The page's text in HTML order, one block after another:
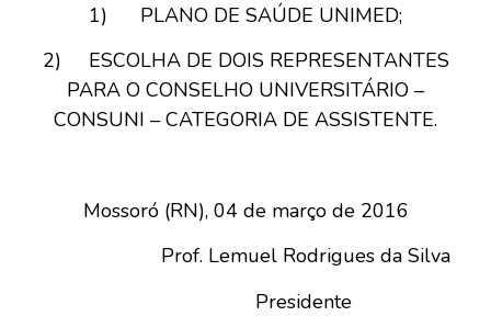
1) PLANO DE SAÚDE UNIMED;
2) ESCOLHA DE DOIS REPRESENTANTES
PARA O CONSELHO UNIVERSITÁRIO –
CONSUNI – CATEGORIA DE ASSISTENTE.
Mossoró (RN), 04 de março de 2016
Prof. Lemuel Rodrigues da Silva
Presidente